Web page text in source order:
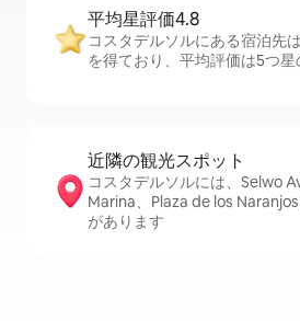
平均星評価4.8
コスタデルソルにある宿泊先
を得ており、平均評価は5つ
近隣の観光ス⁠ポ⁠ッ⁠ト
コスタデルソルには、Selwo
Marina、Plaza de los
があります